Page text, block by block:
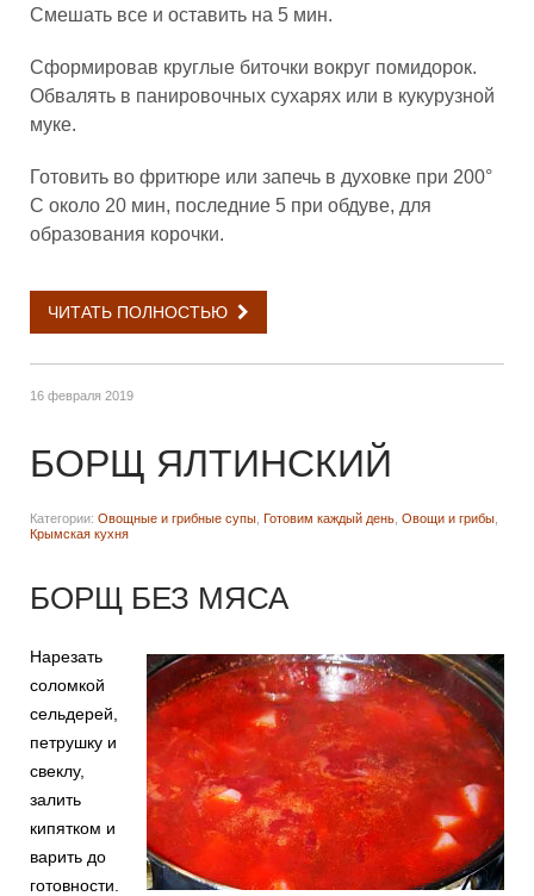
Смешать все и оставить на 5 мин.
Сформировав круглые биточки вокруг помидорок.
Обвалять в панировочных сухарях или в кукурузной
муке.
Готовить во фритюре или запечь в духовке при 200°
C около 20 мин, последние 5 при обдуве, для
образования корочки.
ЧИТАТЬ ПОЛНОСТЬЮ
16 февраля 2019
БОРЩ ЯЛТИНСКИЙ
Категории: Овощные и грибные супы Готовим каждый день Овощи и грибы
Крымская кухня
БОРЩ БЕЗ МЯСА
Нарезать
соломкой
сельдерей,
петрушку и
свеклу,
залить
кипятком и
варить до
готовности.